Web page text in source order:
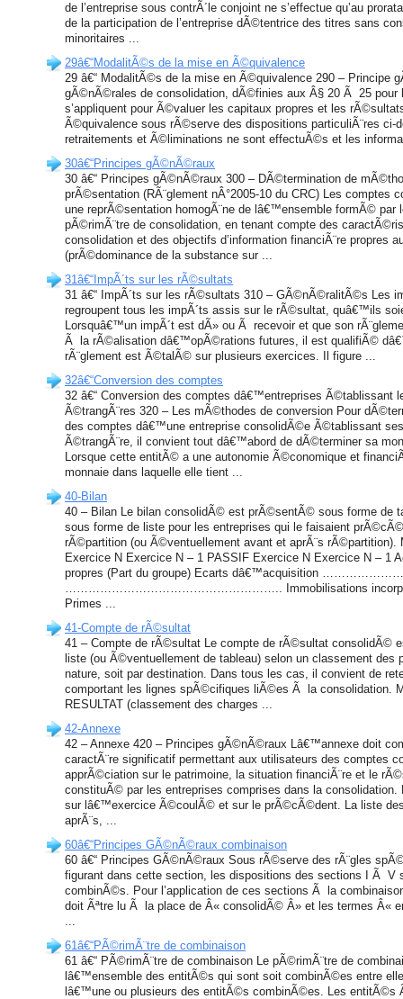
de l’entreprise sous contrÃ´le conjoint ne s’effectue qu’au
de la participation de l’entreprise dÃ©tentrice des titres sans
minoritaires ...
29â€“ModalitÃ©s de la mise en Ã©quivalence
29 â€“ ModalitÃ©s de la mise en Ã©quivalence 290 – Principe
gÃ©nÃ©rales de consolidation, dÃ©finies aux Â§ 20 Ã 25 pour
s’appliquent pour Ã©valuer les capitaux propres et les
Ã©quivalence sous rÃ©serve des dispositions particuliÃ¨res ci-
retraitements et Ã©liminations ne sont effectuÃ©s et les
30â€“Principes gÃ©nÃ©raux
30 â€“ Principes gÃ©nÃ©raux 300 – DÃ©termination de
prÃ©sentation (RÃ¨glement nÂ°2005-10 du CRC) Les comptes
une reprÃ©sentation homogÃ¨ne de lâ€™ensemble formÃ© par
pÃ©rimÃ¨tre de consolidation, en tenant compte des
consolidation et des objectifs d’information financiÃ¨re propres
(prÃ©dominance de la substance sur ...
31â€“ImpÃ´ts sur les rÃ©sultats
31 â€“ ImpÃ´ts sur les rÃ©sultats 310 – GÃ©nÃ©ralitÃ©s Les
regroupent tous les impÃ´ts assis sur le rÃ©sultat, quâ€™ils
Lorsquâ€™un impÃ´t est dÃ» ou Ã recevoir et que son
Ã la rÃ©alisation dâ€™opÃ©rations futures, il est qualifiÃ©
rÃ¨glement est Ã©talÃ© sur plusieurs exercices. Il figure ...
32â€“Conversion des comptes
32 â€“ Conversion des comptes dâ€™entreprises Ã©tablissant
Ã©trangÃ¨res 320 – Les mÃ©thodes de conversion Pour
des comptes dâ€™une entreprise consolidÃ©e Ã©tablissant
Ã©trangÃ¨re, il convient tout dâ€™abord de dÃ©terminer sa
Lorsque cette entitÃ© a une autonomie Ã©conomique et
monnaie dans laquelle elle tient ...
40-Bilan
40 – Bilan Le bilan consolidÃ© est prÃ©sentÃ© sous forme de
sous forme de liste pour les entreprises qui le faisaient
rÃ©partition (ou Ã©ventuellement avant et aprÃ¨s rÃ©partition).
Exercice N Exercice N – 1 PASSIF Exercice N Exercice N – 1
propres (Part du groupe) Ecarts dâ€™acquisition
……………………………………………….. Immobilisations
Primes ...
41-Compte de rÃ©sultat
41 – Compte de rÃ©sultat Le compte de rÃ©sultat consolidÃ©
liste (ou Ã©ventuellement de tableau) selon un classement des
nature, soit par destination. Dans tous les cas, il convient de
comportant les lignes spÃ©cifiques liÃ©es Ã la consolidation.
RESULTAT (classement des charges ...
42-Annexe
42 – Annexe 420 – Principes gÃ©nÃ©raux Lâ€™annexe doit
caractÃ¨re significatif permettant aux utilisateurs des comptes
apprÃ©ciation sur le patrimoine, la situation financiÃ¨re et le
constituÃ© par les entreprises comprises dans la consolidation.
sur lâ€™exercice Ã©coulÃ© et sur le prÃ©cÃ©dent. La liste
aprÃ¨s, ...
60â€“Principes GÃ©nÃ©raux combinaison
60 â€“ Principes GÃ©nÃ©raux Sous rÃ©serve des rÃ¨gles
figurant dans cette section, les dispositions des sections I Ã V
combinÃ©s. Pour l’application de ces sections Ã la
doit Ãªtre lu Ã la place de Â« consolidÃ© Â» et les termes Â«
...
61â€“PÃ©rimÃ¨tre de combinaison
61 â€“ PÃ©rimÃ¨tre de combinaison Le pÃ©rimÃ¨tre de
lâ€™ensemble des entitÃ©s qui sont soit combinÃ©es entre
lâ€™une ou plusieurs des entitÃ©s combinÃ©es. Les entitÃ©s